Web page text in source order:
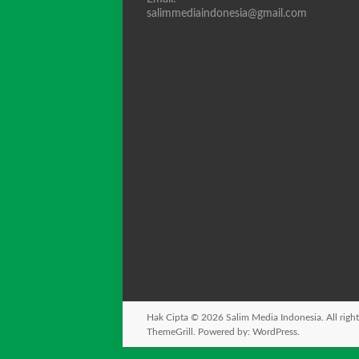
salimmediaindonesia@gmail.com
Hak Cipta © 2026 Salim Media Indonesia . All
ThemeGrill. Powered by: WordPress